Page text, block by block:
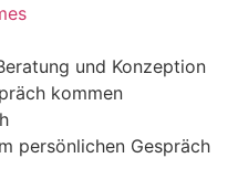
und Konzeption
kommen
persönlichen Gespräch